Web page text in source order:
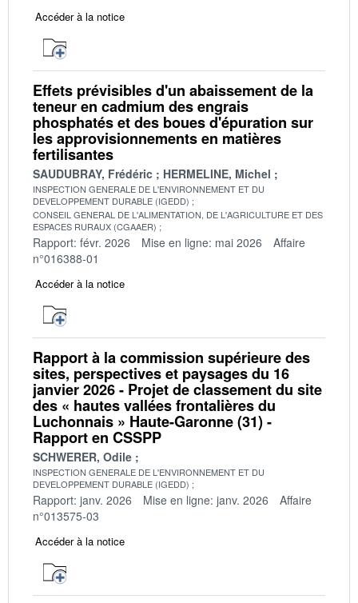
Accéder à la notice
Effets prévisibles d'un abaissement de la
teneur en cadmium des engrais
phosphatés et des boues d'épuration sur
les approvisionnements en matières
fertilisantes
SAUDUBRAY, Frédéric HERMELINE, Michel
INSPECTION GENERALE DE L'ENVIRONNEMENT ET DU
DEVELOPPEMENT DURABLE (IGEDD)
CONSEIL GENERAL DE L'ALIMENTATION, DE L'AGRICULTURE ET DES
ESPACES RURAUX (CGAAER)
Rapport: févr. 2026 Mise en ligne: mai 2026
Affaire
n°016388-01
Accéder à la notice
Rapport à la commission supérieure des
sites, perspectives et paysages du 16
janvier 2026 - Projet de classement du site
des « hautes vallées frontalières du
Luchonnais » Haute-Garonne (31) -
Rapport en CSSPP
SCHWERER, Odile
INSPECTION GENERALE DE L'ENVIRONNEMENT ET DU
DEVELOPPEMENT DURABLE (IGEDD)
Rapport: janv. 2026 Mise en ligne: janv. 2026
Affaire
n°013575-03
Accéder à la notice